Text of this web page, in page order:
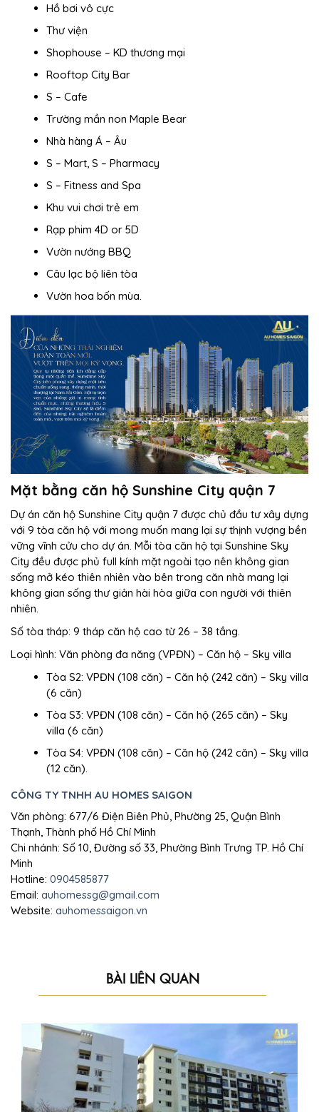
Hồ bơi vô cực
Thư viện
Shophouse – KD thương mại
Rooftop City Bar
S – Cafe
Trường mần non Maple Bear
Nhà hàng Á – Âu
S – Mart, S – Pharmacy
S – Fitness and Spa
Khu vui chơi trẻ em
Rạp phim 4D or 5D
Vườn nướng BBQ
Câu lạc bộ liên tòa
Vườn hoa bốn mùa.
Mặt bằng căn hộ Sunshine City quận 7
Dự án căn hộ Sunshine City quận 7 được chủ đầu tư xây dựng
với 9 tòa căn hộ với mong muốn mang lại sự thịnh vượng bền
vững vĩnh cửu cho dự án. Mỗi tòa căn hộ tại Sunshine Sky
City đều được phủ full kính mặt ngoài tạo nên không gian
sống mở kéo thiên nhiên vào bên trong căn nhà mang lại
không gian sống thư giản hài hòa giữa con người với thiên
nhiên.
Số tòa tháp: 9 tháp căn hộ cao từ 26 – 38 tầng.
Loại hình: Văn phòng đa năng (VPĐN) – Căn hộ – Sky villa
Tòa S2: VPĐN (108 căn) – Căn hộ (242 căn) – Sky villa
(6 căn)
Tòa S3: VPĐN (108 căn) – Căn hộ (265 căn) – Sky
villa (6 căn)
Tòa S4: VPĐN (108 căn) – Căn hộ (242 căn) – Sky villa
(12 căn).
CÔNG TY TNHH AU HOMES SAIGON
Văn phòng: 677/6 Điện Biên Phủ, Phường 25, Quận Bình
Thạnh, Thành phố Hồ Chí Minh
Chi nhánh: Số 10, Đường số 33, Phường Bình Trưng TP. Hồ Chí
Minh
Hotline: 0904585877
Email: auhomessg@gmail.com
Website: auhomessaigon.vn
BÀI LIÊN QUAN